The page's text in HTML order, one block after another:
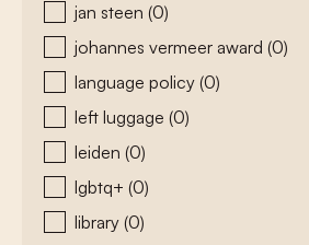
jan steen (0)
johannes vermeer award (0)
language policy (0)
left luggage (0)
leiden (0)
lgbtq+ (0)
library (0)